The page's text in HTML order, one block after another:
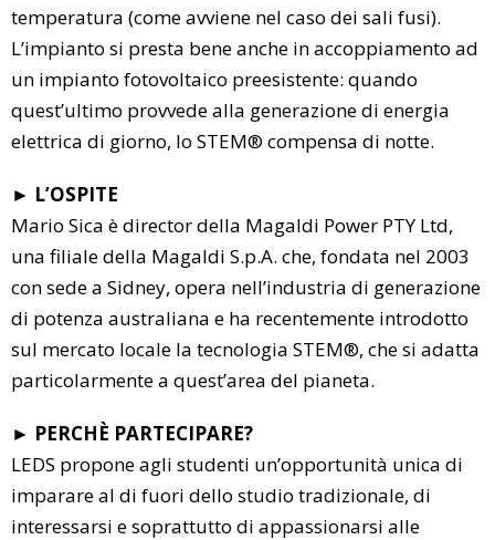
temperatura (come avviene nel caso dei sali fusi).
L’impianto si presta bene anche in accoppiamento ad
un impianto fotovoltaico preesistente: quando
quest’ultimo provvede alla generazione di energia
elettrica di giorno, lo STEM® compensa di notte.
► L’OSPITE
Mario Sica è director della Magaldi Power PTY Ltd,
una filiale della Magaldi S.p.A. che, fondata nel 2003
con sede a Sidney, opera nell’industria di generazione
di potenza australiana e ha recentemente introdotto
sul mercato locale la tecnologia STEM®, che si adatta
particolarmente a quest’area del pianeta.
► PERCHÈ PARTECIPARE?
LEDS propone agli studenti un’opportunità unica di
imparare al di fuori dello studio tradizionale, di
interessarsi e soprattutto di appassionarsi alle